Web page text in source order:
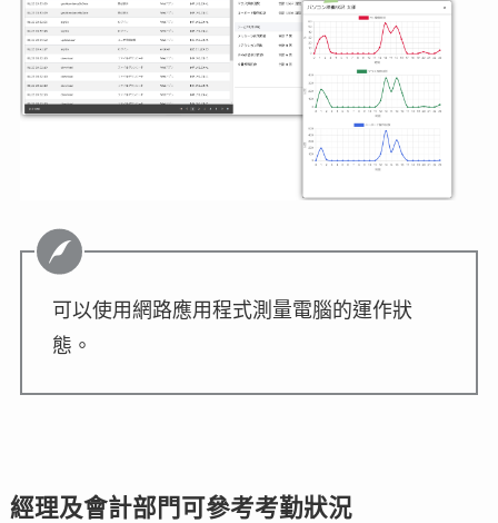
可以使用網路應用程式測量電腦的運作狀
態。
經理及會計部門可參考考勤狀況